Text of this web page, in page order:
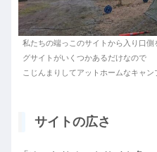
私たちの端っこのサイトから入り口
グサイトがいくつかあるだけなので
こじんまりしてアットホームなキャン
サイトの広さ